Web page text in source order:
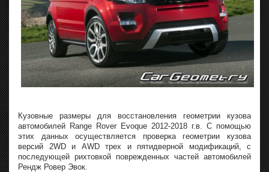
Кузовные размеры для восстановления геометрии кузова
автомобилей Range Rover Evoque 2012-2018 г.в. С помощью
этих данных осуществляется проверка геометрии кузова
версий 2WD и AWD трех и пятидверной модификаций, с
последующей рихтовкой поврежденных частей автомобилей
Рендж Ровер Эвок.